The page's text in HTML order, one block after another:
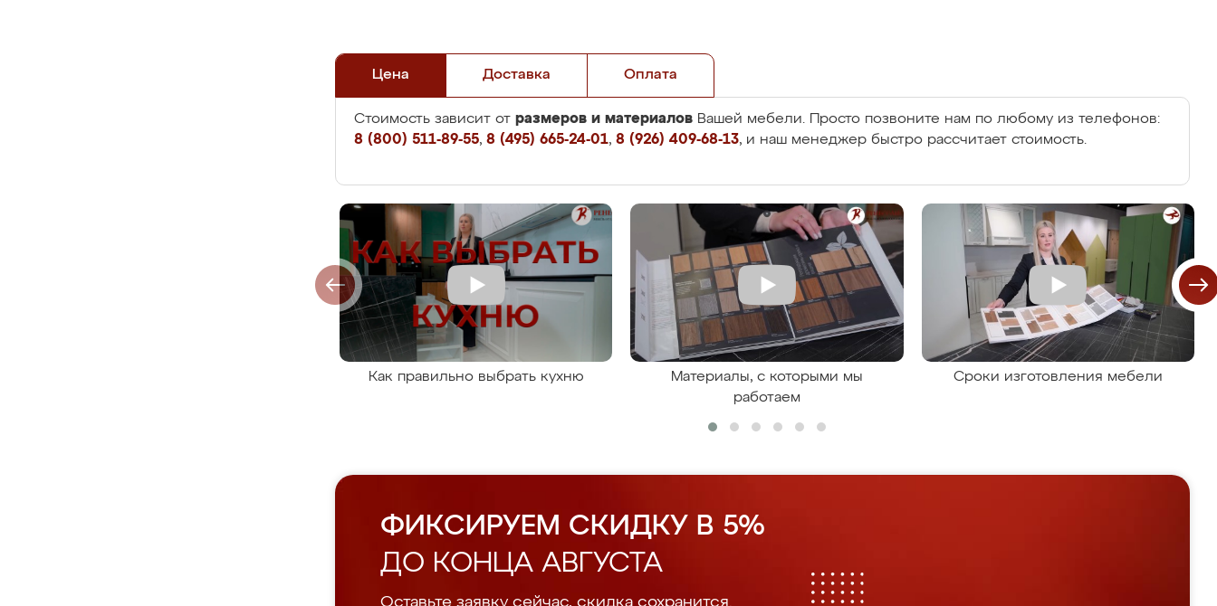
Цена Доставка Оплата
Стоимость зависит от размеров и материалов Вашей мебели. Просто позвоните нам по любому из телефонов:
8 (800) 511-89-55, 8 (495) 665-24-01, 8 (926) 409-68-13, и наш менеджер быстро рассчитает стоимость.
Как правильно выбрать кухню
Материалы, с которыми мы
работаем
Сроки изготовления мебели
ФИКСИРУЕМ СКИДКУ В 5%
ДО КОНЦА АВГУСТА
Оставьте заявку сейчас, скидка сохранится.